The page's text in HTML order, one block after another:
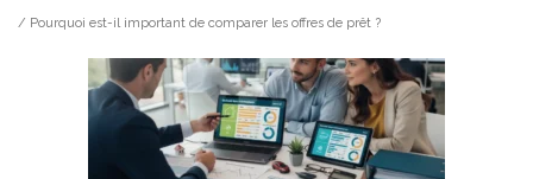
/ Pourquoi est-il important de comparer les offres de prêt ?